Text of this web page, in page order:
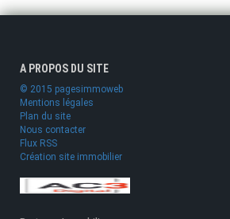
A PROPOS DU SITE
© 2015 pagesimmoweb
Mentions légales
Plan du site
Nous contacter
Flux RSS
Création site immobilier